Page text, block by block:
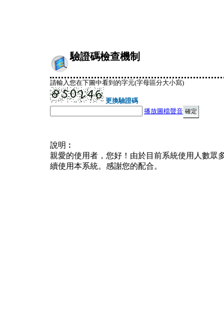
驗證碼檢查機制
請輸入您在下圖中看到的字元(字母區分大小寫)
更換驗證碼
播放圖檔聲音
說明︰
親愛的使用者，您好！由於目前系統使用人數眾
續使用本系統。感謝您的配合。